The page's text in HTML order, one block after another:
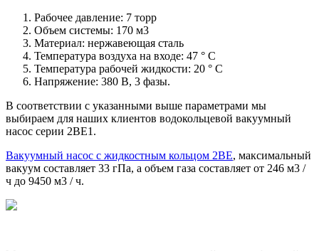
Рабочее давление: 7 торр
Объем системы: 170 м3
Материал: нержавеющая сталь
Температура воздуха на входе: 47 ° C
Температура рабочей жидкости: 20 ° C
Напряжение: 380 В, 3 фазы.
В соответствии с указанными выше параметрами мы
выбираем для наших клиентов водокольцевой вакуумный
насос серии 2BE1.
Вакуумный насос с жидкостным кольцом 2BE, максимальный
вакуум составляет 33 гПа, а объем газа составляет от 246 м3 /
ч до 9450 м3 / ч.